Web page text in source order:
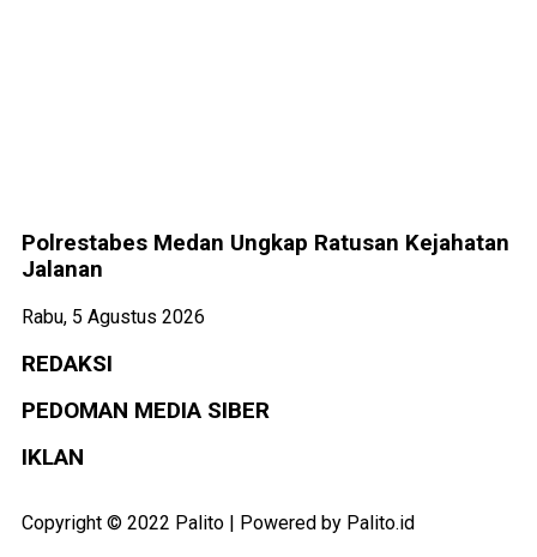
Polrestabes Medan Ungkap Ratusan Kejahatan
Jalanan
Rabu, 5 Agustus 2026
REDAKSI
PEDOMAN MEDIA SIBER
IKLAN
Copyright © 2022 Palito | Powered by Palito.id